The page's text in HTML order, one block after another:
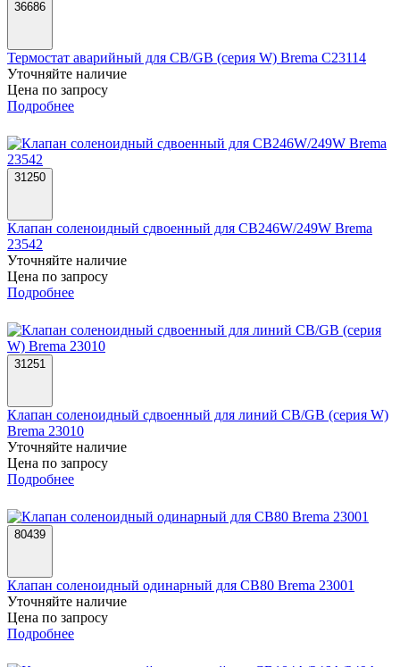
36686
Термостат аварийный для CB/GB (серия W) Brema C23114
Уточняйте наличие
Цена по запросу
Подробнее
31250
Клапан соленоидный сдвоенный для CB246W/249W Brema
23542
Уточняйте наличие
Цена по запросу
Подробнее
31251
Клапан соленоидный сдвоенный для линий CB/GB (серия W)
Brema 23010
Уточняйте наличие
Цена по запросу
Подробнее
80439
Клапан соленоидный одинарный для CB80 Brema 23001
Уточняйте наличие
Цена по запросу
Подробнее